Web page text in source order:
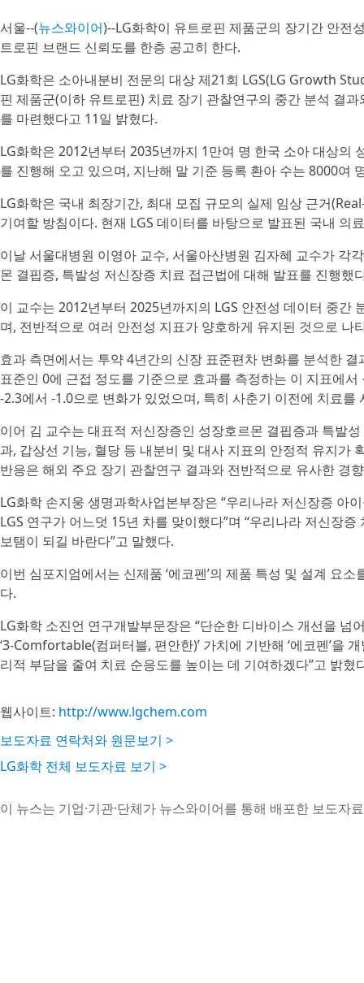
서울--(뉴스와이어)--LG화학이 유트로핀 제품군의 장기간 안전
트로핀 브랜드 신뢰도를 한층 공고히 한다.
LG화학은 소아내분비 전문의 대상 제21회 LGS(LG Growth
핀 제품군(이하 유트로핀) 치료 장기 관찰연구의 중간 분석 결
를 마련했다고 11일 밝혔다.
LG화학은 2012년부터 2035년까지 1만여 명 한국 소아 대상의
를 진행해 오고 있으며, 지난해 말 기준 등록 환아 수는 8000여
LG화학은 국내 최장기간, 최대 모집 규모의 실제 임상 근거
기여할 방침이다. 현재 LGS 데이터를 바탕으로 발표된 국내 의
이날 서울대병원 이영아 교수, 서울아산병원 김자혜 교수가
몬 결핍증, 특발성 저신장증 치료 접근법에 대해 발표를 진행했
이 교수는 2012년부터 2025년까지의 LGS 안전성 데이터 중간
며, 전반적으로 여러 안전성 지표가 양호하게 유지된 것으로 나
효과 측면에서는 투약 4년간의 신장 표준편차 변화를 분석한
표준인 0에 근접 정도를 기준으로 효과를 측정하는 이 지표에
-2.3에서 -1.0으로 변화가 있었으며, 특히 사춘기 이전에 치료
이어 김 교수는 대표적 저신장증인 성장호르몬 결핍증과 특발
과, 갑상선 기능, 혈당 등 내분비 및 대사 지표의 안정적 유지가
반응은 해외 주요 장기 관찰연구 결과와 전반적으로 유사한 경
LG화학 손지웅 생명과학사업본부장은 “우리나라 저신장증 아
LGS 연구가 어느덧 15년 차를 맞이했다”며 “우리나라 저신장
보탬이 되길 바란다”고 말했다.
이번 심포지엄에서는 신제품 ‘에코펜’의 제품 특성 및 설계 요
다.
LG화학 소진언 연구개발부문장은 “단순한 디바이스 개선을
‘3-Comfortable(컴퍼터블, 편안한)’ 가치에 기반해 ‘에코펜’을
리적 부담을 줄여 치료 순응도를 높이는 데 기여하겠다”고 밝혔
웹사이트: http://www.lgchem.com
보도자료 연락처와 원문보기 >
LG화학 전체 보도자료 보기 >
이 뉴스는 기업·기관·단체가 뉴스와이어를 통해 배포한 보도자